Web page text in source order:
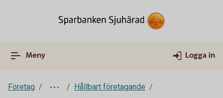
Meny Logga in
Företag
Hållbart företagande